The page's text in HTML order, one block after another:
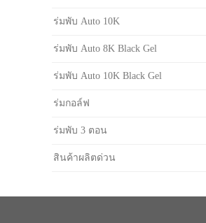
ร่มพับ Auto 10K
ร่มพับ Auto 8K Black Gel
ร่มพับ Auto 10K Black Gel
ร่มกอล์ฟ
ร่มพับ 3 ตอน
สินค้าผลิตด่วน